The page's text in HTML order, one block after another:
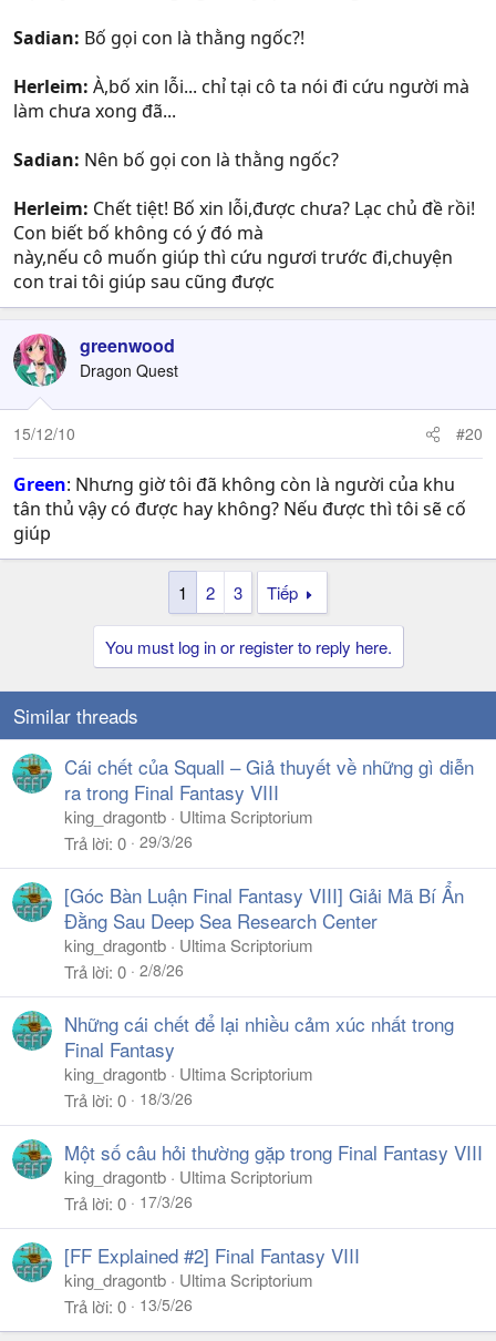
Sadian: Bố gọi con là thằng ngốc?!
Herleim: À,bố xin lỗi... chỉ tại cô ta nói đi cứu người mà
làm chưa xong đã...
Sadian: Nên bố gọi con là thằng ngốc?
Herleim: Chết tiệt! Bố xin lỗi,được chưa? Lạc chủ đề rồi!
Con biết bố không có ý đó mà
này,nếu cô muốn giúp thì cứu ngươi trước đi,chuyện
con trai tôi giúp sau cũng được
greenwood
Dragon Quest
15/12/10 #20
Green: Nhưng giờ tôi đã không còn là người của khu
tân thủ vậy có được hay không? Nếu được thì tôi sẽ cố
giúp
1 2 3 Tiếp
You must log in or register to reply here.
Similar threads
Cái chết của Squall – Giả thuyết về những gì diễn
ra trong Final Fantasy VIII
king_dragontb
Ultima Scriptorium
Trả lời 0 29/3/26
[Góc Bàn Luận Final Fantasy VIII] Giải Mã Bí Ẩn
Đằng Sau Deep Sea Research Center
king_dragontb
Ultima Scriptorium
Trả lời 0 2/8/26
Những cái chết để lại nhiều cảm xúc nhất trong
Final Fantasy
king_dragontb
Ultima Scriptorium
Trả lời 0 18/3/26
Một số câu hỏi thường gặp trong Final Fantasy VIII
king_dragontb
Ultima Scriptorium
Trả lời 0 17/3/26
[FF Explained #2] Final Fantasy VIII
king_dragontb
Ultima Scriptorium
Trả lời 0 13/5/26